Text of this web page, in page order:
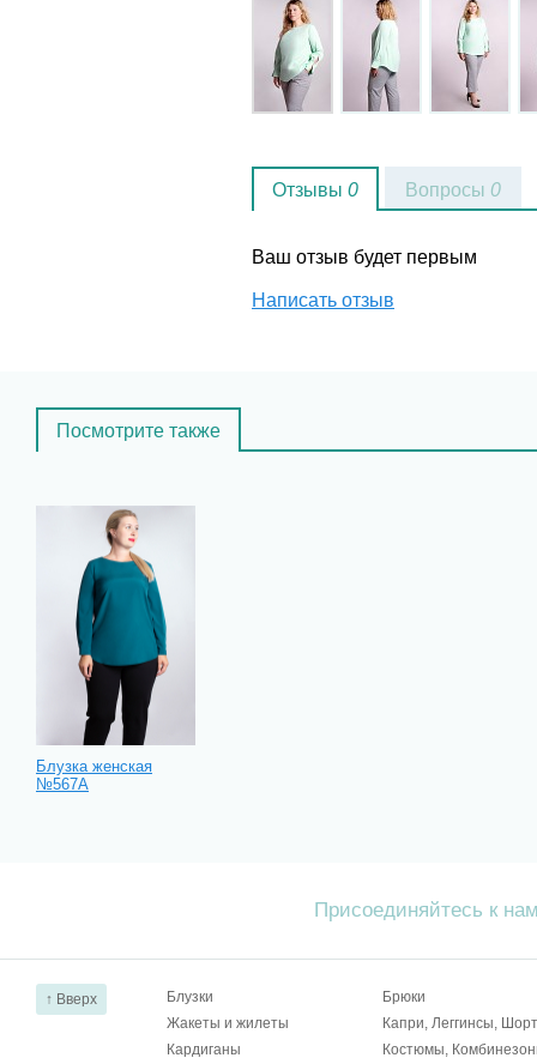
Отзывы 0
Ваш отзыв будет первым
Написать отзыв
Вопросы 0
Посмотрите также
Блузка женская
№567А
Присоединяйтесь к
↑ Вверх Блузки
Брюки
Жакеты и жилеты
Капри, Леггинсы,
Кардиганы
Костюмы,